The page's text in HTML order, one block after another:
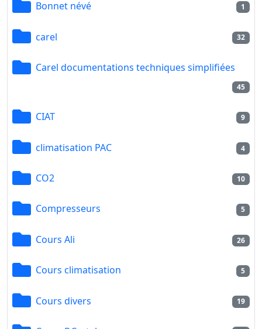
Bonnet névé 1
carel 32
Carel documentations techniques simplifiées
45
CIAT 9
climatisation PAC 4
CO2 10
Compresseurs 5
Cours Ali 26
Cours climatisation 5
Cours divers 19